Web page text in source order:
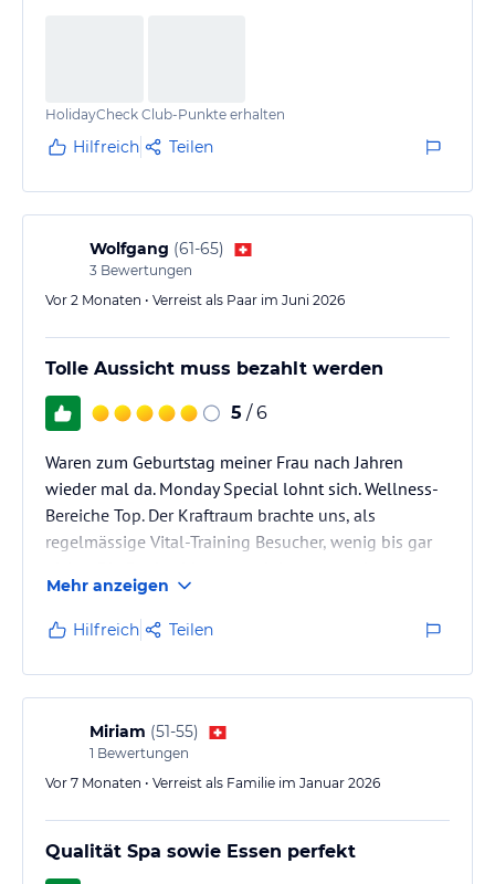
HolidayCheck Club-Punkte erhalten
Hilfreich Teilen
Wolfgang (61-65)
3 Bewertungen
Vor 2 Monaten • Verreist als Paar im Juni 2026
Tolle Aussicht muss bezahlt werden
5 / 6
Waren zum Geburtstag meiner Frau nach Jahren
wieder mal da. Monday Special lohnt sich. Wellness-
Bereiche Top. Der Kraftraum brachte uns, als
regelmässige Vital-Training Besucher, wenig bis gar
angrenzender Liegewiese sind wunderschön
angelegt. Suite enttäuschte leider: keine
Balkone/Terrassen mehr seit Umbau. Klimaanlage
war nicht verstellbar. Restaurants hervorragend mit
exzellenten Speisen! Tipp: Creme brulet ist ein
Dessert-Muss. Wie mancherorts, leider auch hier:…
Mehr anzeigen
Hilfreich Teilen
Miriam (51-55)
1 Bewertungen
Vor 7 Monaten • Verreist als Familie im Januar 2026
Qualität Spa sowie Essen perfekt